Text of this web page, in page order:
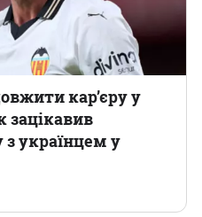
кар’єру у
зацікавив
українцем у